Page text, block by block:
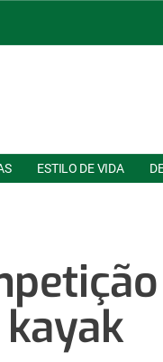
ESTILO DE VIDA